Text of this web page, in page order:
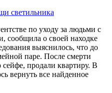
светильника
по уходу за людьми с
сообщила о своей находке
выяснилось, что до
паре. После смерти
сейфе, продали квартиру. В
вернуть все найденное